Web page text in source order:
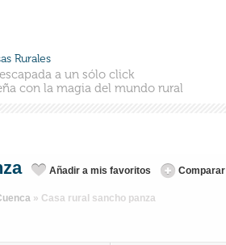
Rurales
a un sólo click
con la magia del mundo rural
Añadir a mis favoritos Comparar
» Casa rural sancho panza